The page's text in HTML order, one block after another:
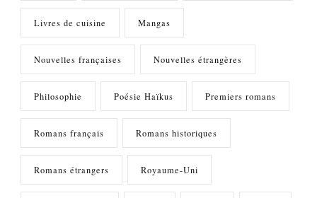
Livres de cuisine Mangas
Nouvelles françaises Nouvelles étrangères
Philosophie Poésie Haïkus Premiers romans
Romans français Romans historiques
Romans étrangers Royaume-Uni